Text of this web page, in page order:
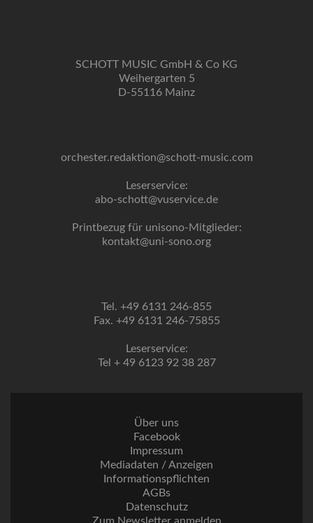
SCHOTT MUSIC GmbH & Co KG
Weihergarten 5
D-55116 Mainz
orchester.redaktion@schott-music.com
Leserservice:
abo-schott@vuservice.de
Printbezug für unisono-Mitglieder:
kontakt@uni-sono.org
Tel. +49 6131 246-855
Fax. +49 6131 246-75855
Leserservice:
Tel + 49 6123 92 38 287
Über uns
Facebook
Impressum
Mediadaten / Anzeigen
Informationspflichten
AGBs
Datenschutz